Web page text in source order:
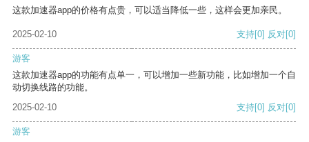
这款加速器app的价格有点贵，可以适当降低一些，这样会更加亲民。
2025-02-10 支持[0] 反对[0]
游客
这款加速器app的功能有点单一，可以增加一些新功能，比如增加一个自
动切换线路的功能。
2025-02-10
支持[0] 反对[0]
游客